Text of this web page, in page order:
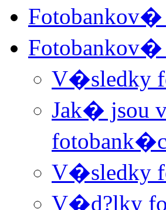
Fotobankov�
V�sledky
Jak� jsou
V�sledky
V�d?lky